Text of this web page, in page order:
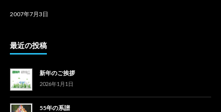
2007年7月3日
最近の投稿
新年のご挨拶
2026年1月1日
55年の系譜